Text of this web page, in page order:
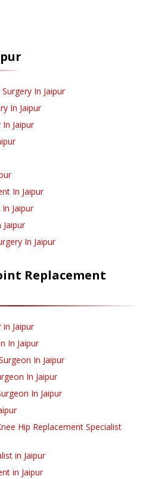
In Jaipur
In Jaipur
In Jaipur
In Jaipur
In Jaipur
Jaipur
In Jaipur
Replacement
Jaipur
In Jaipur
In Jaipur
In Jaipur
In Jaipur
Hip Replacement Specialist
in Jaipur
in Jaipur